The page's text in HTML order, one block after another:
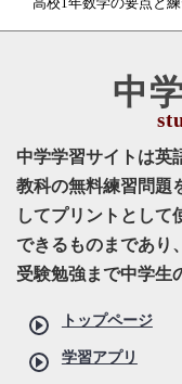
中
中学学習サイトは英
教科の無料練習問題
してプリントとして
できるものまであり
受験勉強まで中学生
トップページ
学習アプリ